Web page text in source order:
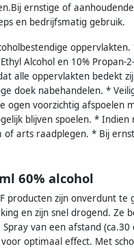
ernstige of
en bedrijfsmatig gebruik.
Alcohol en 10% Propan-
alle oppervlakten bedekt
doek nabehandelen. *
ogen voorzichtig afspoelen
blijven spoelen. * Indien
arts raadplegen. * Bij
60% alcohol
producten zijn onverdunt te
en zijn snel drogend. Ze
van een afstand (ca.30
optimaal effect. Met